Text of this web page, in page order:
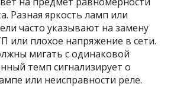
Разная яркость ламп или
часто указывают на замену
или плохое напряжение в сети.
мигать с одинаковой
темп сигнализирует о
или неисправности реле.